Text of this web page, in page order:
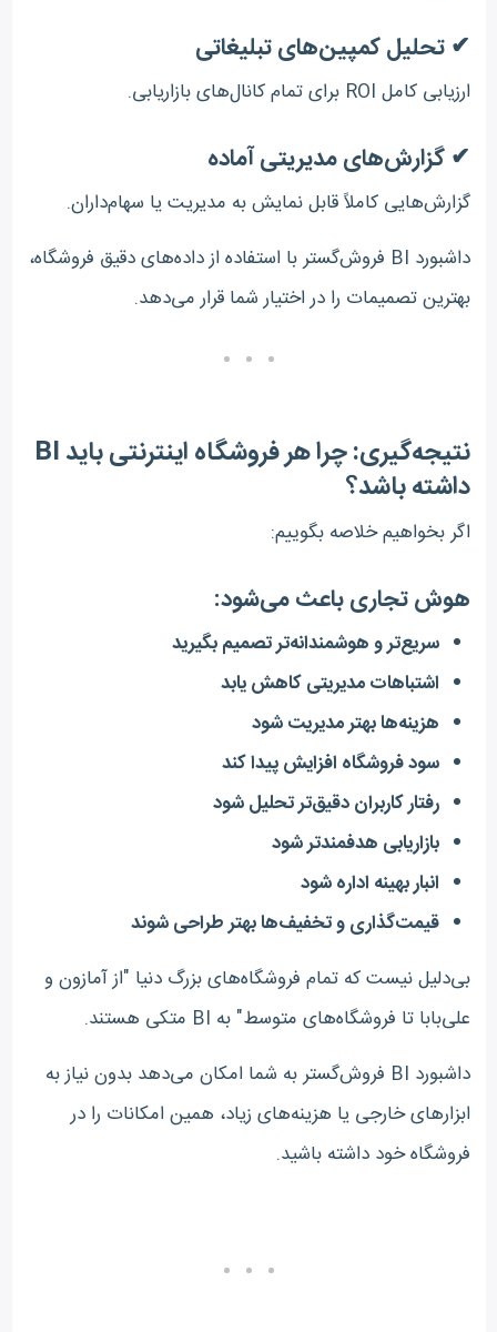
✔ تحلیل کمپین‌های تبلیغاتی
ارزیابی کامل ROI برای تمام کانال‌های بازاریابی.
✔ گزارش‌های مدیریتی آماده
گزارش‌هایی کاملاً قابل نمایش به مدیریت یا سهام‌داران.
داشبورد BI فروش‌گستر با استفاده از داده‌های دقیق فروشگاه،
بهترین تصمیمات را در اختیار شما قرار می‌دهد.
نتیجه‌گیری: چرا هر فروشگاه اینترنتی باید BI
داشته باشد؟
اگر بخواهیم خلاصه بگوییم:
هوش تجاری باعث می‌شود:
سریع‌تر و هوشمندانه‌تر تصمیم بگیرید
اشتباهات مدیریتی کاهش یابد
هزینه‌ها بهتر مدیریت شود
سود فروشگاه افزایش پیدا کند
رفتار کاربران دقیق‌تر تحلیل شود
بازاریابی هدفمندتر شود
انبار بهینه اداره شود
قیمت‌گذاری و تخفیف‌ها بهتر طراحی شوند
بی‌دلیل نیست که تمام فروشگاه‌های بزرگ دنیا "از آمازون و
علی‌بابا تا فروشگاه‌های متوسط" به BI متکی هستند.
داشبورد BI فروش‌گستر به شما امکان می‌دهد بدون نیاز به
ابزارهای خارجی یا هزینه‌های زیاد، همین امکانات را در
فروشگاه خود داشته باشید.